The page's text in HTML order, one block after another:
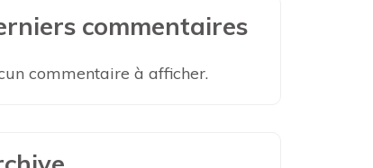
commentaires
commentaire à afficher.